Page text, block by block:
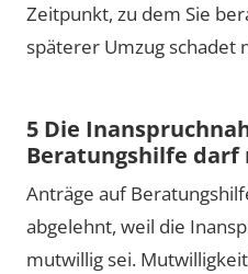
Zeitpunkt, zu dem Sie
späterer Umzug schadet
5 Die
Beratungshilfe
Anträge auf
abgelehnt, weil die
mutwillig sei.